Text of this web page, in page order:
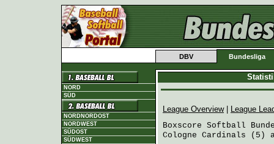
DBV Bundesliga
NORD
SÜD
NORDNORDOST
NORDWEST
SÜDOST
SÜDWEST
League Overview|
League
Boxscore Softball
Cologne Cardinals (5)